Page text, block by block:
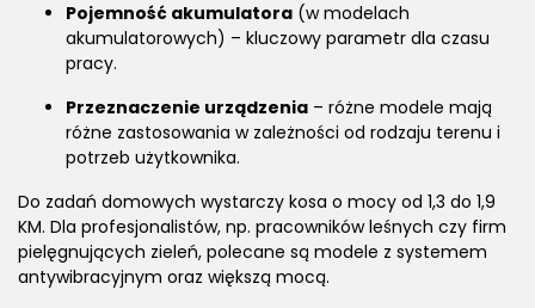
Pojemność akumulatora (w modelach
akumulatorowych) – kluczowy parametr dla czasu
pracy.
Przeznaczenie urządzenia – różne modele mają
różne zastosowania w zależności od rodzaju terenu i
potrzeb użytkownika.
Do zadań domowych wystarczy kosa o mocy od 1,3 do 1,9
KM. Dla profesjonalistów, np. pracowników leśnych czy firm
pielęgnujących zieleń, polecane są modele z systemem
antywibracyjnym oraz większą mocą.